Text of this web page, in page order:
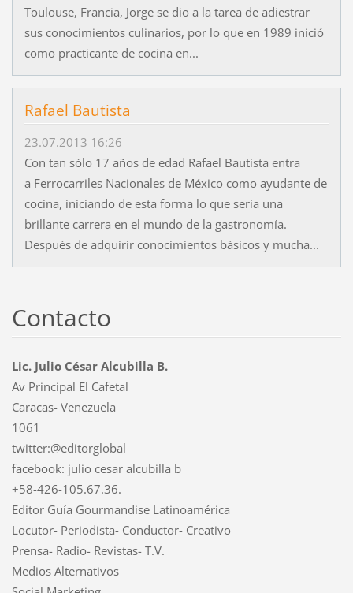
Toulouse, Francia, Jorge se dio a la tarea de adiestrar
sus conocimientos culinarios, por lo que en 1989 inició
como practicante de cocina en...
Rafael Bautista
23.07.2013 16:26
Con tan sólo 17 años de edad Rafael Bautista entra
a Ferrocarriles Nacionales de México como ayudante de
cocina, iniciando de esta forma lo que sería una
brillante carrera en el mundo de la gastronomía.
Después de adquirir conocimientos básicos y mucha...
Contacto
Lic. Julio César Alcubilla B.
Av Principal El Cafetal
Caracas- Venezuela
1061
twitter:@editorglobal
facebook: julio cesar alcubilla b
+58-426-105.67.36.
Editor Guía Gourmandise Latinoamérica
Locutor- Periodista- Conductor- Creativo
Prensa- Radio- Revistas- T.V.
Medios Alternativos